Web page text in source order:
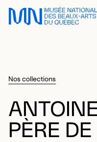
Sauter au menu principal
Sauter au contenu
Sauter au pied de page
Nos collections
PÈRE